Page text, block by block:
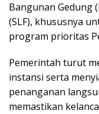
Bangunan Gedung
(SLF), khususnya
program prioritas
Pemerintah turut
instansi serta
penanganan
memastikan